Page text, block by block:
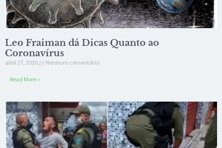
Leo Fraiman dá Dicas Quanto ao
Coronavírus
abril 27, 2020 Nenhum comentário
Read More »